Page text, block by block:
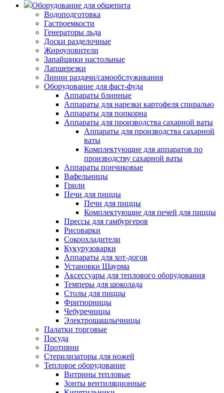
Оборудование для общепита
Водоподготовка
Гастроемкости
Генераторы льда
Доски разделочные
Жироуловители
Запайщики настольные
Лапшерезки
Линии раздачи/самообслуживания
Оборудование для фаст-фуда
Аппараты блинные
Аппараты для нарезки картофеля спиралью
Аппараты для попкорна
Аппараты для производства сахарной ваты
Аппараты для производства сахарной
ваты
Комплектующие для аппаратов по
производству сахарной ваты
Аппараты пончиковые
Вафельницы
Грили
Печи для пиццы
Печи для пиццы
Комплектующие для печей для пиццы
Прессы для гамбургеров
Рисоварки
Сокоохладители
Кукурузоварки
Аппараты для хот-догов
Установки Шаурма
Аксессуары для теплового оборудования
Темперы для шоколада
Столы для пиццы
Фритюрницы
Чебуречницы
Электрошашлычницы
Палатки торговые
Посуда
Противни
Стерилизаторы для ножей
Тепловое оборудование
Витрины тепловые
Зонты вентиляционные